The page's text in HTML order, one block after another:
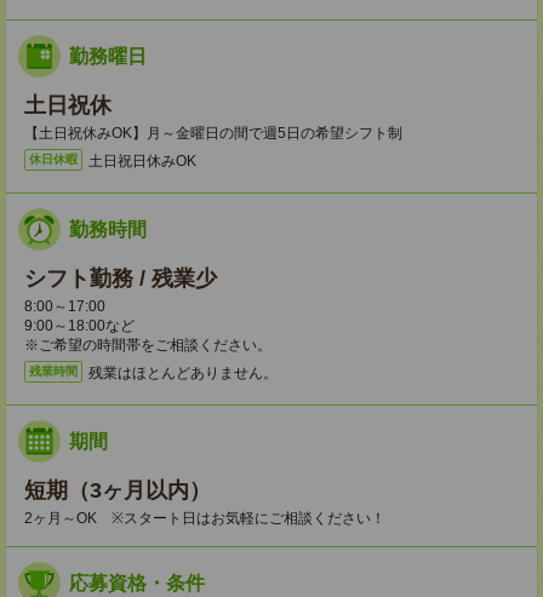
勤務曜日
土日祝休
【土日祝休みOK】月～金曜日の間で週5日の希望シフト制
休日休暇 土日祝日休みOK
勤務時間
シフト勤務 / 残業少
8:00～17:00
9:00～18:00など
※ご希望の時間帯をご相談ください。
残業時間 残業はほとんどありません。
期間
短期（3ヶ月以内）
2ヶ月～OK ※スタート日はお気軽にご相談ください！
応募資格・条件